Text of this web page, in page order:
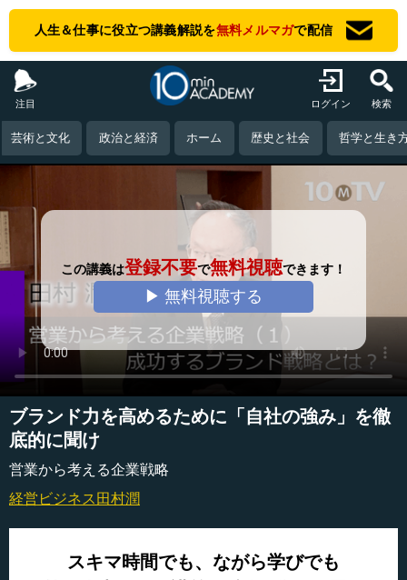
人生＆仕事に役立つ講義解説を無料メルマガで配信
注目 ログイン 検索
芸術と文化 政治と経済 ホーム 歴史と社会 哲学と生き
この講義は登録不要で無料視聴できます！
▶ 無料視聴する
ブランド力を高めるために「自社の強み」を徹
底的に聞け
営業から考える企業戦略
経営ビジネス 田村潤
スキマ時間でも、ながら学びでも